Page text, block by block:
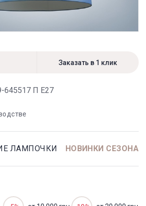
645517 П Е27
ЛАМПОЧКИ НОВИНКИ СЕЗОНА